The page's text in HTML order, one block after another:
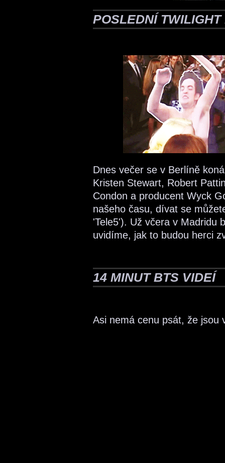
POSLEDNÍ
Dnes večer se v Berlíně
Kristen Stewart, Robert
Condon a producent Wyck
našeho času, dívat se
'Tele5'). Už včera v Madridu
uvidíme, jak to budou herci
14 MINUT BTS VIDEÍ
Asi nemá cenu psát, že jsou